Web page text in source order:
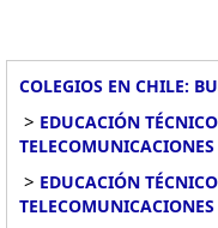
COLEGIOS EN CHILE:
> EDUCACIÓN
> EDUCACIÓN